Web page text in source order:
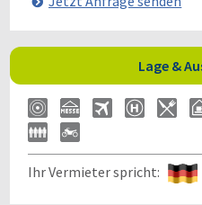
Lage &
Ihr Vermieter spricht: